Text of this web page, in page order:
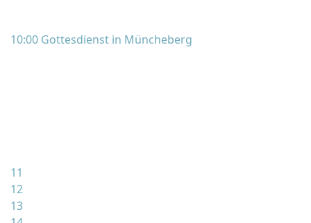
10:00 Gottesdienst in Müncheberg
11
12
13